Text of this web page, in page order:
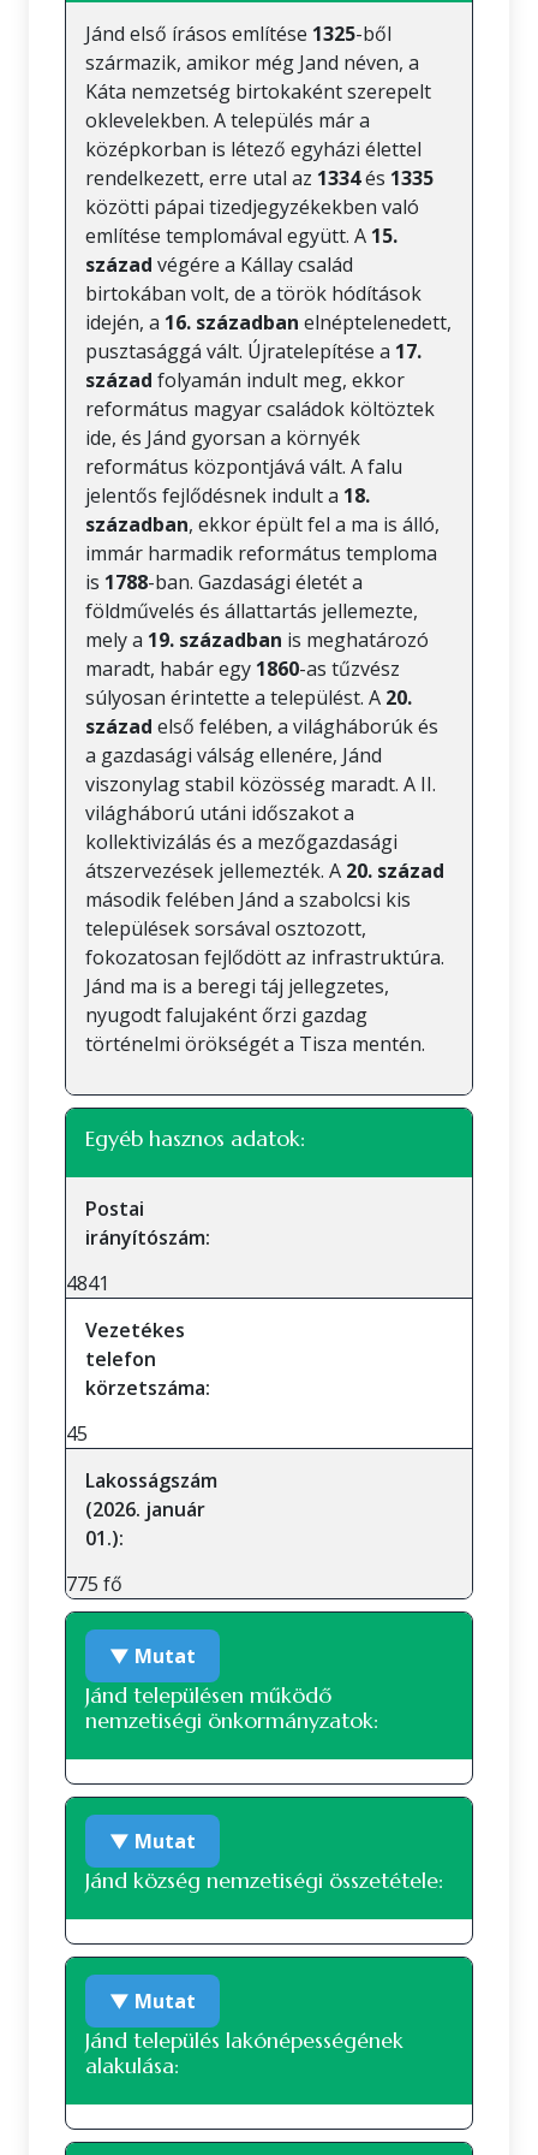
Jánd első írásos említése 1325-ből
származik, amikor még Jand néven, a
Káta nemzetség birtokaként szerepelt
oklevelekben. A település már a
középkorban is létező egyházi élettel
rendelkezett, erre utal az 1334és 1335
közötti pápai tizedjegyzékekben való
említése templomával együtt. A 15.
század végére a Kállay család
birtokában volt, de a török hódítások
idején, a 16. században elnéptelenedett,
pusztasággá vált. Újratelepítése a 17.
század folyamán indult meg, ekkor
református magyar családok költöztek
ide, és Jánd gyorsan a környék
református központjává vált. A falu
jelentős fejlődésnek indult a 18.
században, ekkor épült fel a ma is álló,
immár harmadik református temploma
is 1788-ban. Gazdasági életét a
földművelés és állattartás jellemezte,
mely a 19. században is meghatározó
maradt, habár egy 1860-as tűzvész
súlyosan érintette a települést. A 20.
század első felében, a világháborúk és
a gazdasági válság ellenére, Jánd
viszonylag stabil közösség maradt. A II.
világháború utáni időszakot a
kollektivizálás és a mezőgazdasági
átszervezések jellemezték. A 20. század
második felében Jánd a szabolcsi kis
települések sorsával osztozott,
fokozatosan fejlődött az infrastruktúra.
Jánd ma is a beregi táj jellegzetes,
nyugodt falujaként őrzi gazdag
történelmi örökségét a Tisza mentén.
Egyéb hasznos adatok:
Postai
irányítószám:
4841
Vezetékes
telefon
körzetszáma:
45
Lakosságszám
(2026. január
01.):
775 fő
▼ Mutat
Jánd településen működő
nemzetiségi önkormányzatok:
Roma nemzetiségi önkormányzat
▼ Mutat
Jánd község nemzetiségi összetétele:
Nemzetiségi összetétel a 2022-es
népszámlálás alapján
A 2022-es népszámlálás során 720 fő
hovatartozásáról. Ez a lakónépesség (790
▼ Mutat
Jánd település lakónépességének
alakulása: